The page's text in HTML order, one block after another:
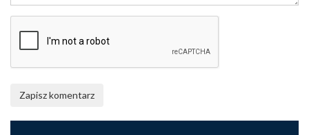
Zapisz komentarz